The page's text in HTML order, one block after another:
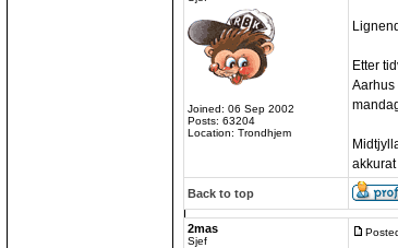
Joined: 06 Sep 2002
Posts: 63204
Location: Trondhjem
Etter
Aarhus
Back to top
2mas
Sjef